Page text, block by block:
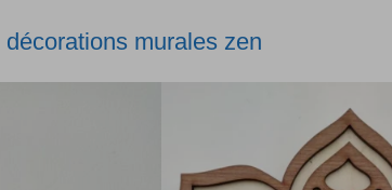
décorations murales zen